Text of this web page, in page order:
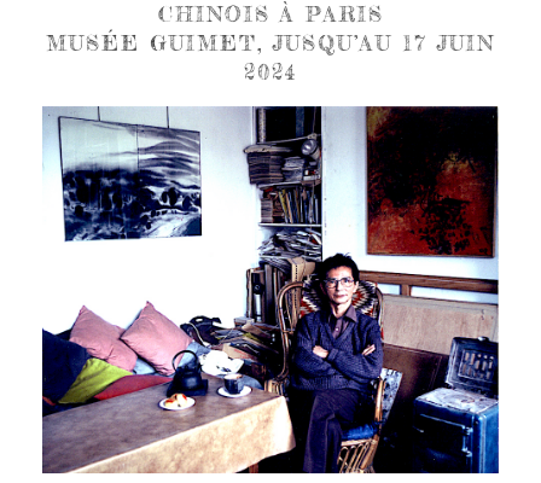
CHINOIS À PARIS
MUSÉE GUIMET, JUSQU’AU 17 JUIN
2024